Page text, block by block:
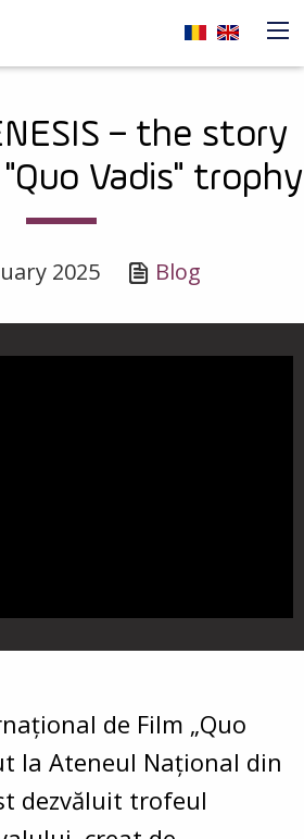
– the story
Vadis" trophy
2025 Blog
de Film „Quo
la Ateneul Național din
dezvăluit trofeul